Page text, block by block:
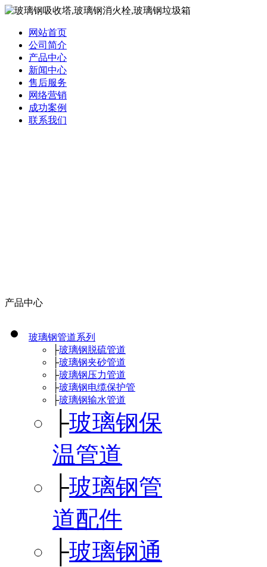
网站首页
公司简介
产品中心
新闻中心
售后服务
网络营销
成功案例
联系我们
产品中心
玻璃钢管道系列
├玻璃钢脱硫管道
├玻璃钢夹砂管道
├玻璃钢压力管道
├玻璃钢电缆保护管
├玻璃钢输水管道
├玻璃钢保
温管道
├玻璃钢管
道配件
├玻璃钢通